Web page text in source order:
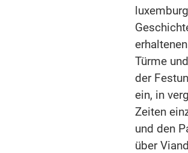
Türme
der
ein, in
Zeiten
und den
über